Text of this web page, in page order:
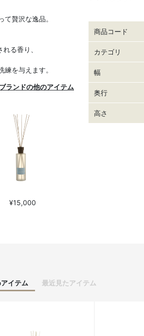
贅沢な逸品。
る香り、
を与えます。
ランドの他のアイテム
¥15,000
商品コード
カテゴリ
幅
奥行
高さ
イテム 最近見たアイテム